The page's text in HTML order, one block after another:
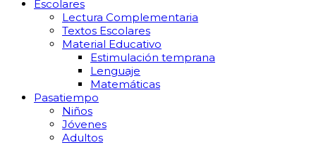
Escolares
Lectura Complementaria
Textos Escolares
Material Educativo
Estimulación temprana
Lenguaje
Matemáticas
Pasatiempo
Niños
Jóvenes
Adultos